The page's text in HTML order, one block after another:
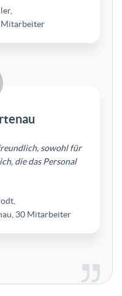
Mitarbeiter
sowohl für
die das Personal
30 Mitarbeiter